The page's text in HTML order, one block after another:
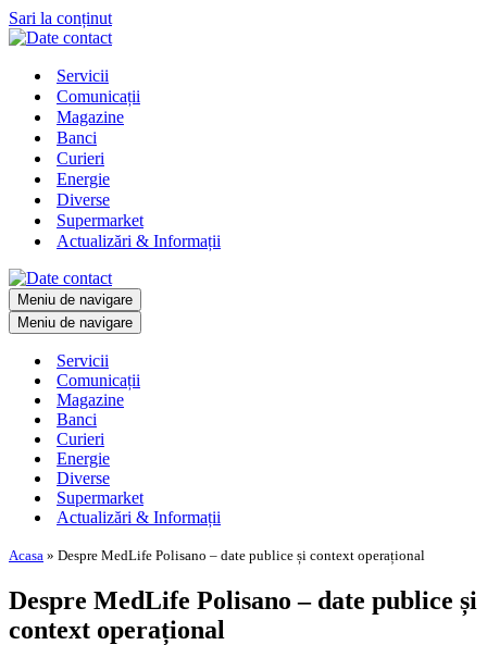
Sari la conținut
Servicii
Comunicații
Magazine
Banci
Curieri
Energie
Diverse
Supermarket
Actualizări & Informații
Meniu de navigare
Meniu de navigare
Servicii
Comunicații
Magazine
Banci
Curieri
Energie
Diverse
Supermarket
Actualizări & Informații
Acasa » Despre MedLife Polisano – date publice și context operațional
Despre MedLife Polisano – date publice și
context operațional